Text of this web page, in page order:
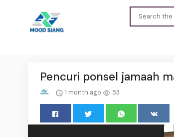
Pencuri ponsel jamaah
1 month ago 53